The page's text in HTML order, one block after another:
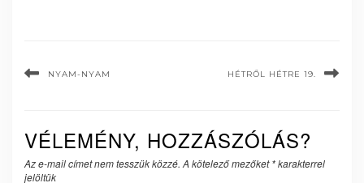
NYAM-NYAM HÉTRŐL HÉTRE 19.
VÉLEMÉNY, HOZZÁSZÓLÁS?
Az e-mail címet nem tesszük közzé. A kötelező mezőket*karakterrel
jelöltük